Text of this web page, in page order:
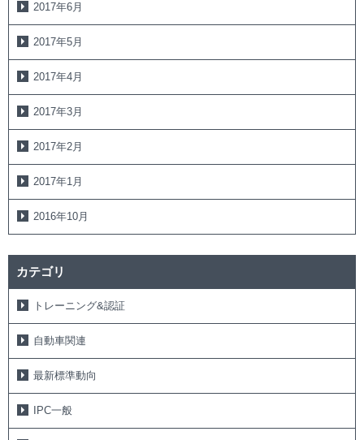
2017年6月
2017年5月
2017年4月
2017年3月
2017年2月
2017年1月
2016年10月
カテゴリ
トレーニング&認証
自動車関連
最新標準動向
IPC一般